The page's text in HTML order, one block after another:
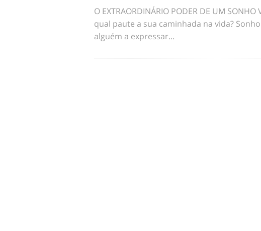
O EXTRAORDINÁRIO PODER DE UM
qual paute a sua caminhada na vida?
alguém a expressar...